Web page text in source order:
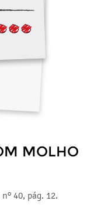
MOLHO
40, pág. 12.